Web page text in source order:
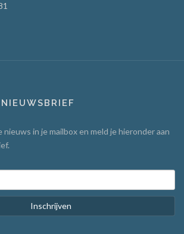
in je mailbox en meld je hieronder aan
Inschrijven